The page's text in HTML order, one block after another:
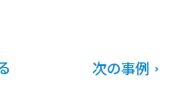
次の事例